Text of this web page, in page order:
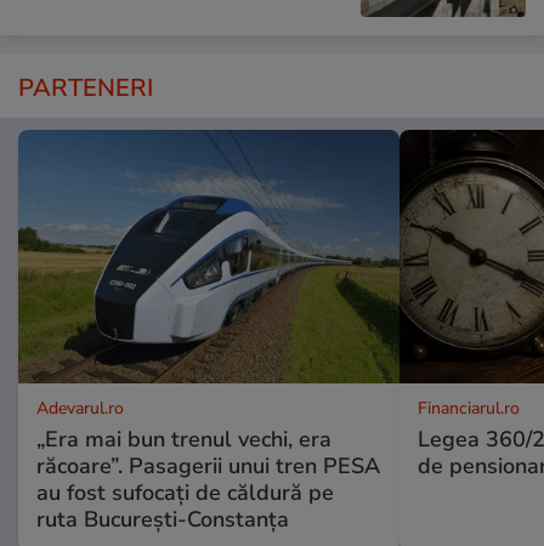
PARTENERI
Adevarul.ro
„Era mai bun trenul vechi, era
răcoare”. Pasagerii unui tren PESA
au fost sufocați de căldură pe
ruta București-Constanța
Financiarul.ro
Legea 360/
de